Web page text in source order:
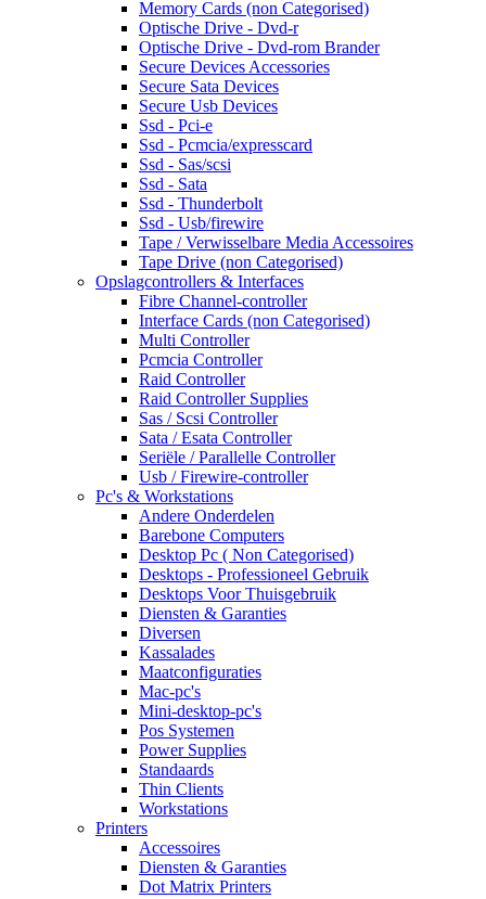
Memory Cards (non Categorised)
Optische Drive - Dvd-r
Optische Drive - Dvd-rom Brander
Secure Devices Accessories
Secure Sata Devices
Secure Usb Devices
Ssd - Pci-e
Ssd - Pcmcia/expresscard
Ssd - Sas/scsi
Ssd - Sata
Ssd - Thunderbolt
Ssd - Usb/firewire
Tape / Verwisselbare Media Accessoires
Tape Drive (non Categorised)
Opslagcontrollers & Interfaces
Fibre Channel-controller
Interface Cards (non Categorised)
Multi Controller
Pcmcia Controller
Raid Controller
Raid Controller Supplies
Sas / Scsi Controller
Sata / Esata Controller
Seriële / Parallelle Controller
Usb / Firewire-controller
Pc's & Workstations
Andere Onderdelen
Barebone Computers
Desktop Pc ( Non Categorised)
Desktops - Professioneel Gebruik
Desktops Voor Thuisgebruik
Diensten & Garanties
Diversen
Kassalades
Maatconfiguraties
Mac-pc's
Mini-desktop-pc's
Pos Systemen
Power Supplies
Standaards
Thin Clients
Workstations
Printers
Accessoires
Diensten & Garanties
Dot Matrix Printers